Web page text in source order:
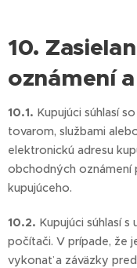
10.
oznámení
10.1. Kupujúci súhlasí
tovarom, službami
elektronickú adresu
obchodných oznámení
kupujúceho.
10.2. Kupujúci súhlasí
počítači. V prípade, že
vykonať a záväzky